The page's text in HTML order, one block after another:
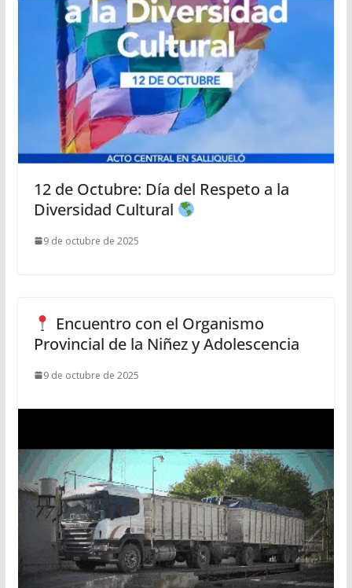
12 de Octubre: Día del Respeto a la
Diversidad Cultural
9 de octubre de 2025
Encuentro con el Organismo
Provincial de la Niñez y Adolescencia
9 de octubre de 2025